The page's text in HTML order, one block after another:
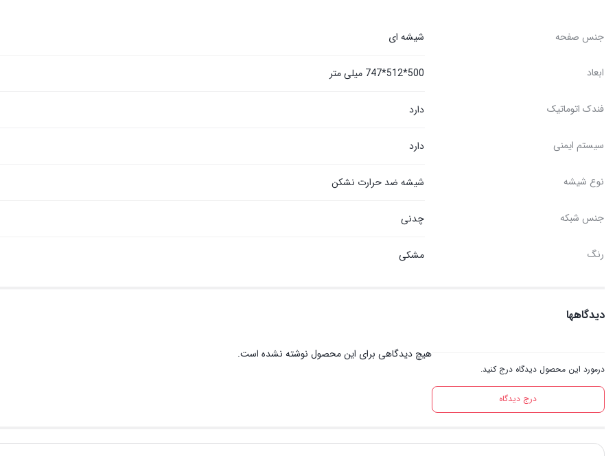
جنس صفحه شیشه ای
ابعاد 500*512*747 میلی متر
فندک اتوماتیک دارد
سیستم ایمنی دارد
نوع شیشه شیشه ضد حرارت نشکن
جنس شبکه چدنی
رنگ مشکی
دیدگاهها
درمورد این محصول دیدگاه درج کنید.
درج دیدگاه
هیچ دیدگاهی برای این محصول نوشته نشده است.